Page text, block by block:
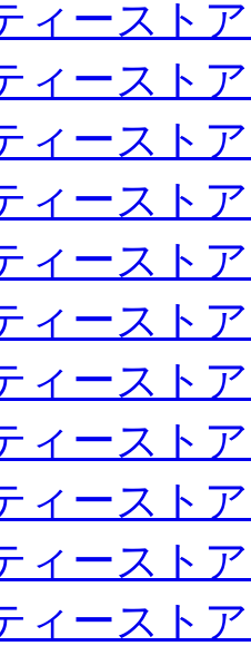
ィースト
ィースト
ィースト
ィースト
ィースト
ィースト
ィースト
ィースト
ィースト
ィースト
ィースト